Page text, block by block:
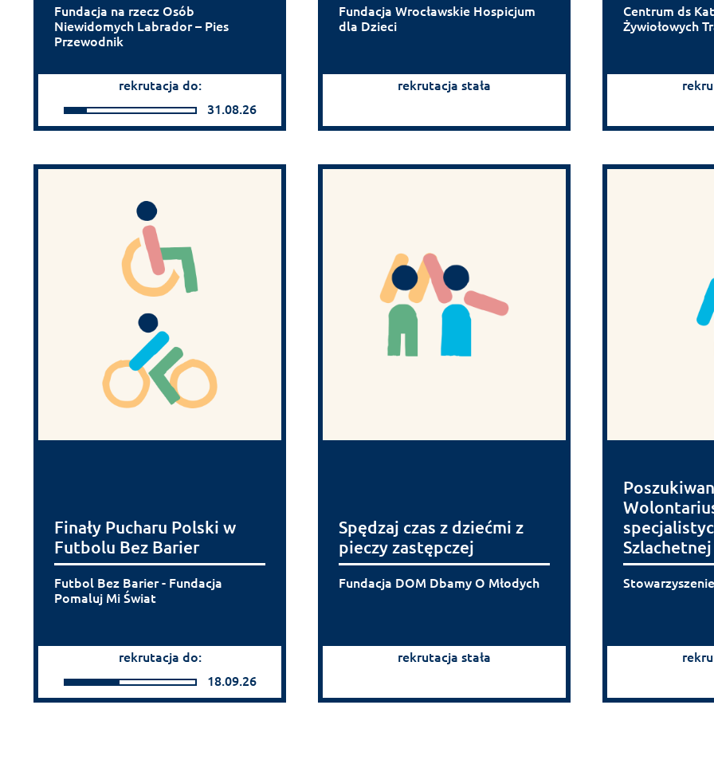
Fundacja na rzecz Osób
Niewidomych Labrador – Pies
Przewodnik
rekrutacja do:
31.08.26
Fundacja Wrocławskie Hospicjum
dla Dzieci
rekrutacja stała
Centrum ds
Żywiołowych
Finały Pucharu Polski w
Futbolu Bez Barier
Futbol Bez Barier - Fundacja
Pomaluj Mi Świat
rekrutacja do:
18.09.26
Spędzaj czas z dziećmi z
pieczy zastępczej
Fundacja DOM Dbamy O Młodych
rekrutacja stała
Szlachetnej